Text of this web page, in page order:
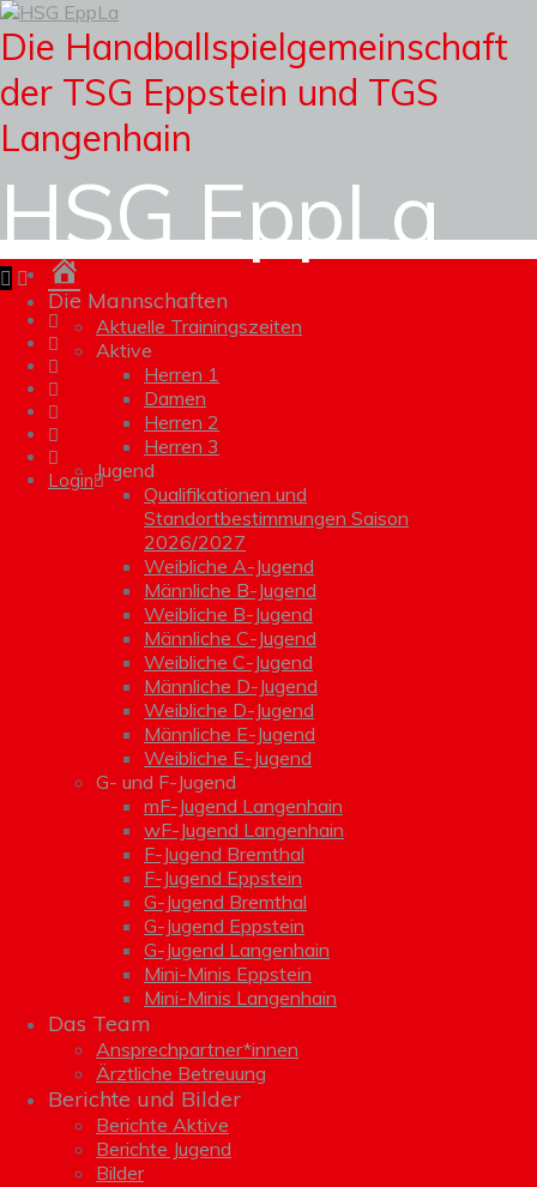
Die Handballspielgemeinschaft
der TSG Eppstein und TGS
Langenhain
HSG EppLa
Login
Die Mannschaften
Aktuelle Trainingszeiten
Aktive
Herren 1
Damen
Herren 2
Herren 3
Jugend
Qualifikationen und
Standortbestimmungen Saison
2026/2027
Weibliche A-Jugend
Männliche B-Jugend
Weibliche B-Jugend
Männliche C-Jugend
Weibliche C-Jugend
Männliche D-Jugend
Weibliche D-Jugend
Männliche E-Jugend
Weibliche E-Jugend
G- und F-Jugend
mF-Jugend Langenhain
wF-Jugend Langenhain
F-Jugend Bremthal
F-Jugend Eppstein
G-Jugend Bremthal
G-Jugend Eppstein
G-Jugend Langenhain
Mini-Minis Eppstein
Mini-Minis Langenhain
Das Team
Ansprechpartner*innen
Ärztliche Betreuung
Berichte und Bilder
Berichte Aktive
Berichte Jugend
Bilder